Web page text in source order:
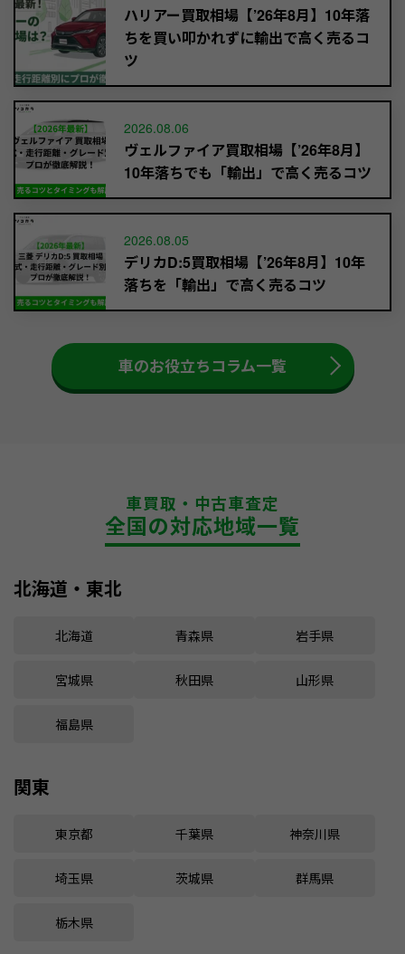
ハリアー買取相場【’26年8月】10年落
ちを買い叩かれずに輸出で高く売るコ
ツ
2026.08.06
ヴェルファイア買取相場【’26年8月】
10年落ちでも「輸出」で高く売るコツ
2026.08.05
デリカD:5買取相場【’26年8月】10年
落ちを「輸出」で高く売るコツ
車のお役立ちコラム一覧
車買取・中古車査定
全国の対応地域一覧
北海道・東北
北海道 青森県 岩手県
宮城県 秋田県 山形県
福島県
関東
東京都 千葉県 神奈川県
埼玉県 茨城県 群馬県
栃木県